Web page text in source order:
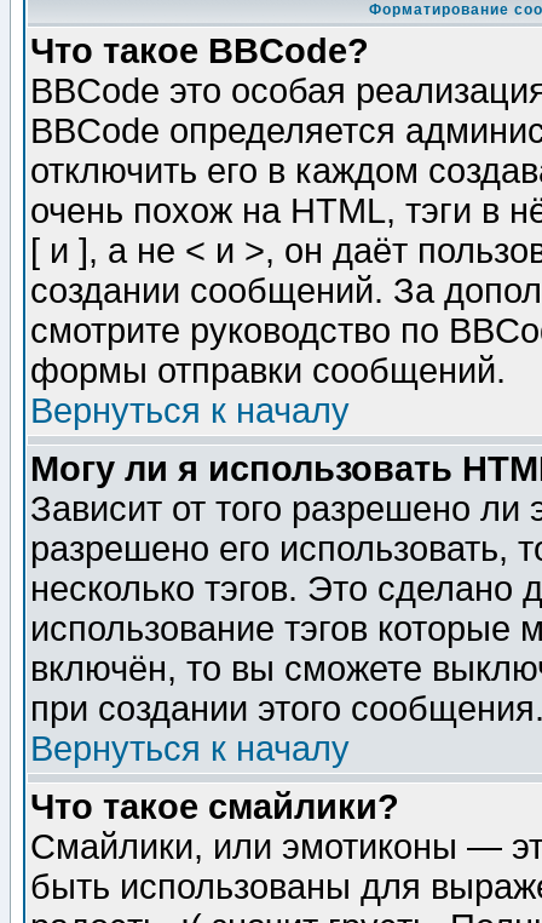
Форматирование
Что такое BBCode?
BBCode это особая
BBCode определяется
отключить его в каждом
очень похож на HTML, тэги в
[ и ], а не < и >, он даёт
создании сообщений. За
смотрите руководство по
формы отправки сообщений.
Вернуться к началу
Могу ли я использовать
Зависит от того разрешено
разрешено его использовать,
несколько тэгов. Это сделано
использование тэгов
включён, то вы сможете
при создании этого
Вернуться к началу
Что такое смайлики?
Смайлики, или эмотиконы —
быть использованы для